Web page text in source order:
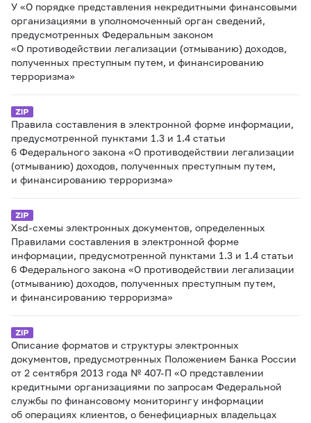
У «О порядке представления некредитными финансовыми
организациями в уполномоченный орган сведений,
предусмотренных Федеральным законом
«О противодействии легализации (отмыванию) доходов,
полученных преступным путем, и финансированию
терроризма»
Правила составления в электронной форме информации,
предусмотренной пунктами 1.3 и 1.4 статьи
6 Федерального закона «О противодействии легализации
(отмыванию) доходов, полученных преступным путем,
и финансированию терроризма»
Xsd-схемы электронных документов, определенных
Правилами составления в электронной форме
информации, предусмотренной пунктами 1.3 и 1.4 статьи
6 Федерального закона «О противодействии легализации
(отмыванию) доходов, полученных преступным путем,
и финансированию терроризма»
Описание форматов и структуры электронных
документов, предусмотренных Положением Банка России
от 2 сентября 2013 года № 407-П «О представлении
кредитными организациями по запросам Федеральной
службы по финансовому мониторингу информации
об операциях клиентов, о бенефициарных владельцах